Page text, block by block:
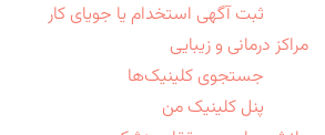
ثبت آگهی استخدام یا جویای کار
مراکز درمانی و زیبایی
جستجوی کلینیک‌ها
پنل کلینیک من